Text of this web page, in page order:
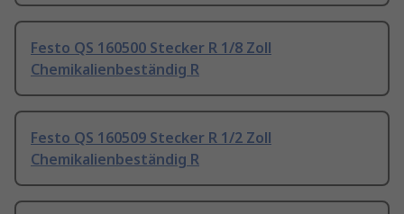
Festo QS 160500 Stecker R 1/8 Zoll
Chemikalienbeständig R
Festo QS 160509 Stecker R 1/2 Zoll
Chemikalienbeständig R